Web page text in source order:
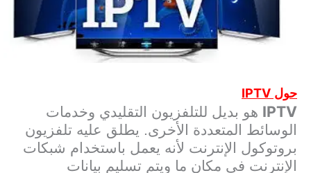
حولIPTV
IPTV هو بديل للتلفزيون التقليدي وخدمات
الوسائط المتعددة الأخرى. يطلق عليه تلفزيون
بروتوكول الإنترنت لأنه يعمل باستخدام شبكات
الإنترنت في مكان ما ويتم تسليم بيانات